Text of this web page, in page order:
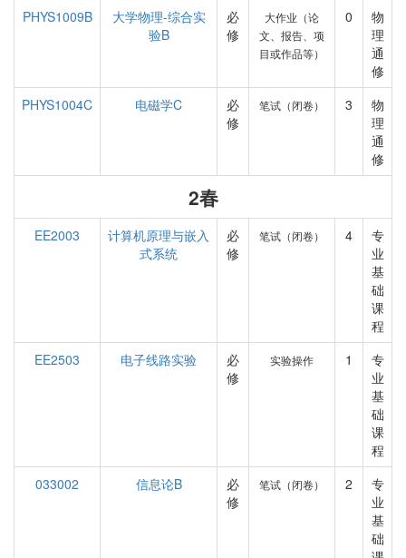
PHYS1009B
大学物理-综合实
验B
必
修
大作业（论
文、报告、项
目或作品等）
0
物
理
通
修
PHYS1004C
电磁学C
必
修
笔试（闭卷） 3
物
理
通
修
2春
EE2003
计算机原理与嵌入
式系统
必
修
笔试（闭卷） 4
专
业
基
础
课
程
EE2503
电子线路实验
必
修
实验操作 1
专
业
基
础
课
程
033002
信息论B
必
修
笔试（闭卷） 2
专
业
基
础